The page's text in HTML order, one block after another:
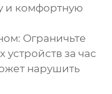
и комфортную
Ограничьте
за час
нарушить